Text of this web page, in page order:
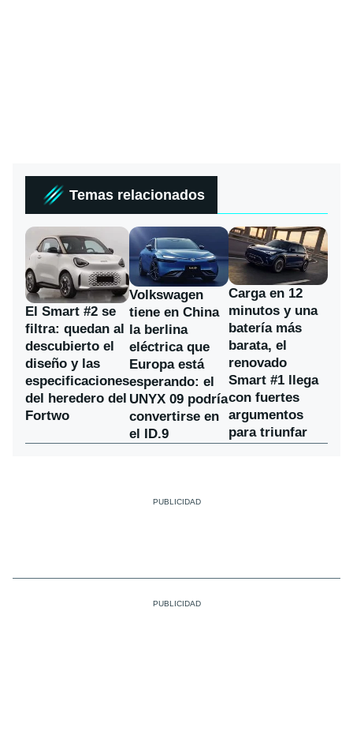
Temas relacionados
El Smart #2 se
filtra: quedan al
descubierto el
diseño y las
especificaciones
del heredero del
Fortwo
Volkswagen
tiene en China
la berlina
eléctrica que
Europa está
esperando: el
UNYX 09 podría
convertirse en
el ID.9
Carga en 12
minutos y una
batería más
barata, el
renovado
Smart #1 llega
con fuertes
argumentos
para triunfar